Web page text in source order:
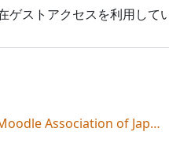
ゲストアクセスを利用して
Moodle Association of Japan - Membership